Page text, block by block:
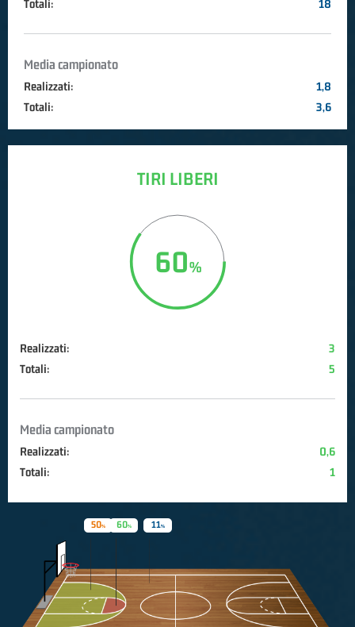
Totali: 18
Media campionato
Realizzati:
1,8
Totali:
3,6
TIRI LIBERI
60
Realizzati:
3
Totali:
5
Media campionato
Realizzati:
0,6
Totali:
1
60
50 11